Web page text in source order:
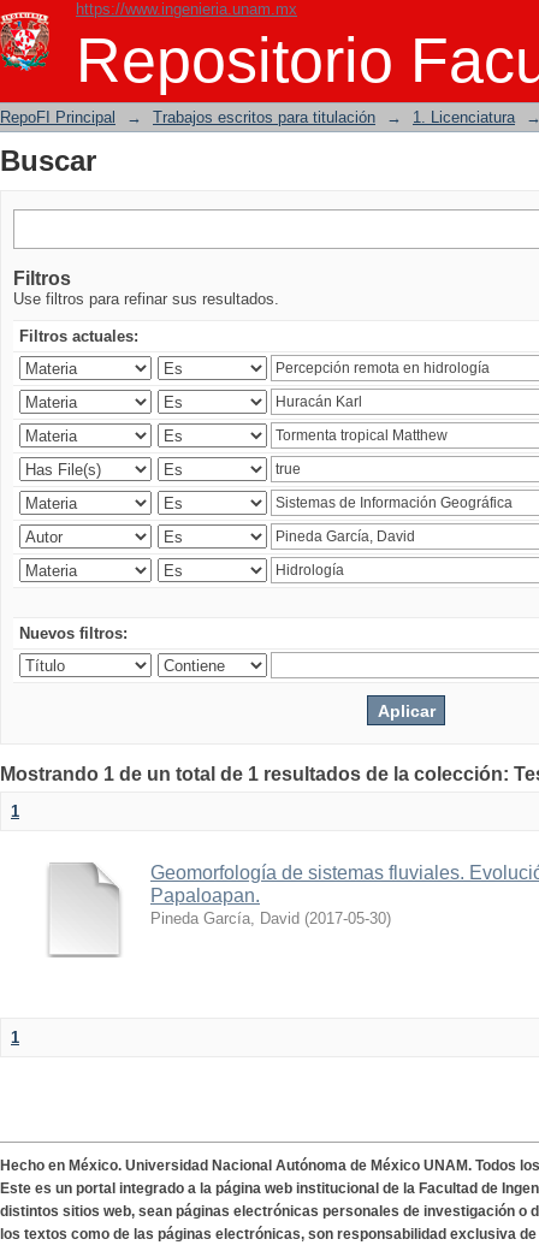
https://www.ingenieria.unam.mx
Repositorio
Buscar
RepoFI Principal → Trabajos escritos para titulación → 1. Licenciatura
Buscar
Filtros
Use filtros para refinar sus resultados.
Filtros actuales:
Nuevos filtros:
Mostrando 1 de un total de 1 resultados de la colección:
1
Geomorfología de sistemas fluviales.
Papaloapan.
Pineda García, David (2017-05-30)
1
Hecho en México. Universidad Nacional Autónoma de México UNAM. Todos
Este es un portal integrado a la página web institucional de la Facultad de
distintos sitios web, sean páginas electrónicas personales de investigación o
los textos como de las páginas electrónicas, son responsabilidad exclusiva